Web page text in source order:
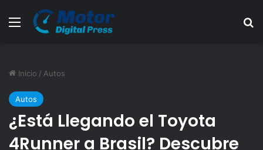
Menú
Inicio / Autos
Autos
¿Está Llegando el Toyota
4Runner a Brasil? Descubre